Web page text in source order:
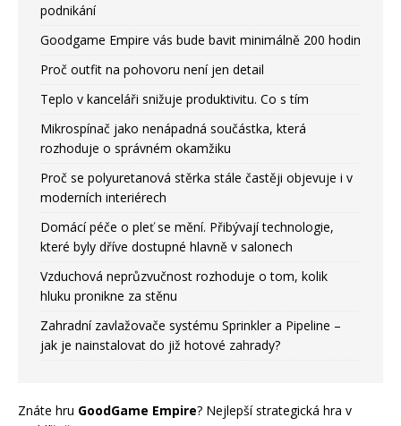
podnikání
Goodgame Empire vás bude bavit minimálně 200 hodin
Proč outfit na pohovoru není jen detail
Teplo v kanceláři snižuje produktivitu. Co s tím
Mikrospínač jako nenápadná součástka, která
rozhoduje o správném okamžiku
Proč se polyuretanová stěrka stále častěji objevuje i v
moderních interiérech
Domácí péče o pleť se mění. Přibývají technologie,
které byly dříve dostupné hlavně v salonech
Vzduchová neprůzvučnost rozhoduje o tom, kolik
hluku pronikne za stěnu
Zahradní zavlažovače systému Sprinkler a Pipeline –
jak je nainstalovat do již hotové zahrady?
Znáte hru GoodGame Empire? Nejlepší strategická hra v